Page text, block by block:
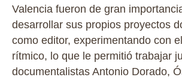
Valencia fueron de gran
desarrollar sus propios proyectos
como editor, experimentando con
rítmico, lo que le permitió trabajar
documentalistas Antonio Dorado,